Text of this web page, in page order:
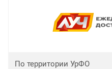
По территории УрФО